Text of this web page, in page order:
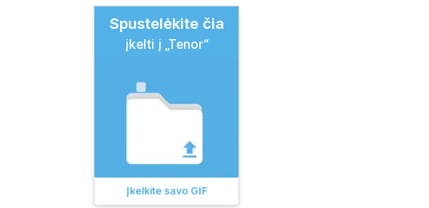
Spustelėkite čia
įkelti į „Tenor“
Įkelkite savo GIF